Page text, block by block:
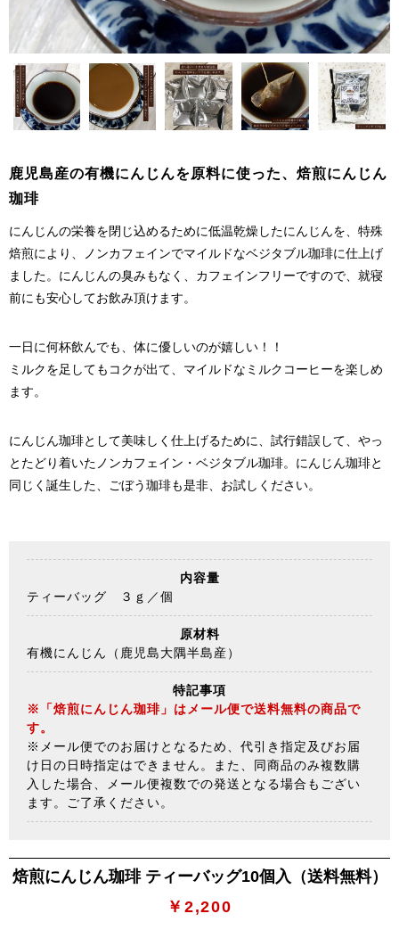
鹿児島産の有機にんじんを原料に使った、焙煎にんじん
珈琲
にんじんの栄養を閉じ込めるために低温乾燥したにんじんを、特殊
焙煎により、ノンカフェインでマイルドなベジタブル珈琲に仕上げ
ました。にんじんの臭みもなく、カフェインフリーですので、就寝
前にも安心してお飲み頂けます。
一日に何杯飲んでも、体に優しいのが嬉しい！！
ミルクを足してもコクが出て、マイルドなミルクコーヒーを楽しめ
ます。
にんじん珈琲として美味しく仕上げるために、試行錯誤して、やっ
とたどり着いたノンカフェイン・ベジタブル珈琲。にんじん珈琲と
同じく誕生した、ごぼう珈琲も是非、お試しください。
内容量
ティーバッグ ３ｇ／個
原材料
有機にんじん（鹿児島大隅半島産）
特記事項
※「焙煎にんじん珈琲」はメール便で送料無料の商品で
す。
※メール便でのお届けとなるため、代引き指定及びお届
け日の日時指定はできません。また、同商品のみ複数購
入した場合、メール便複数での発送となる場合もござい
ます。ご了承ください。
焙煎にんじん珈琲 ティーバッグ10個入（送料無料）
￥2,200